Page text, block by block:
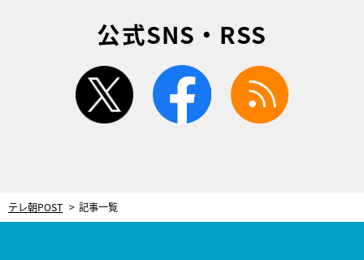
公式SNS・RSS
twitter facebook
テレ朝POST 記事一覧